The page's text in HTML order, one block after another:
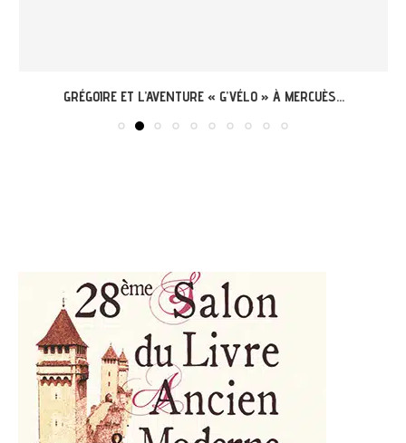
GRÉGOIRE ET L’AVENTURE « G’VÉLO » À MERCUÈS...